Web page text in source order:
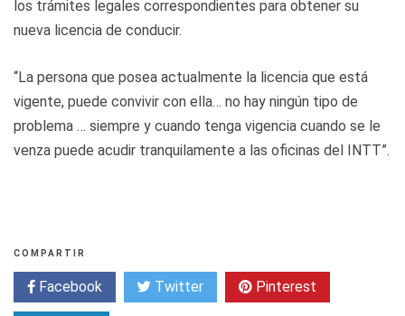
los trámites legales correspondientes para obtener su
nueva licencia de conducir.
“La persona que posea actualmente la licencia que está
vigente, puede convivir con ella… no hay ningún tipo de
problema … siempre y cuando tenga vigencia cuando se le
venza puede acudir tranquilamente a las oficinas del INTT”.
COMPARTIR
Facebook Twitter Pinterest